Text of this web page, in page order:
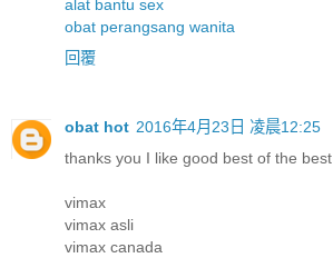
alat bantu sex
obat perangsang wanita
回覆
obat hot 2016年4月23日 凌晨12:25
thanks you I like good best of the best
vimax
vimax asli
vimax canada